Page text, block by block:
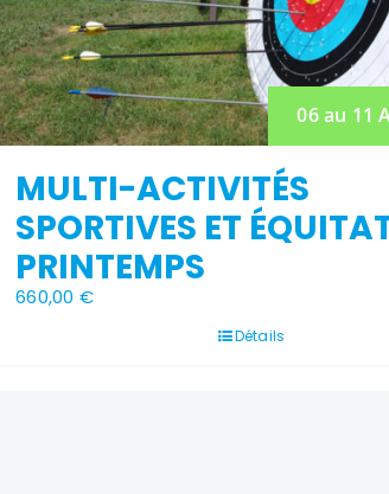
06 au 11
MULTI-ACTIVITÉS
SPORTIVES ET
PRINTEMPS
660,00 €
Détails